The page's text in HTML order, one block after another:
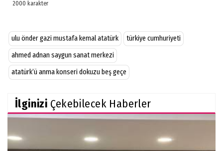
ulu önder gazi mustafa kemal atatürk
türkiye cumhuriyeti
ahmed adnan saygun sanat merkezi
atatürk’ü anma konseri dokuzu beş geçe
İlginizi Çekebilecek Haberler